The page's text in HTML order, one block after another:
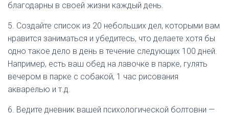
благодарны в своей жизни каждый день.
5. Создайте список из 20 небольших дел, которыми вам
нравится заниматься и убедитесь, что делаете хотя бы
одно такое дело в день в течение следующих 100 дней.
Например, есть ваш обед на лавочке в парке, гулять
вечером в парке с собакой, 1 час рисования
акварелью и т.д.
6. Ведите дневник вашей психологической болтовни —